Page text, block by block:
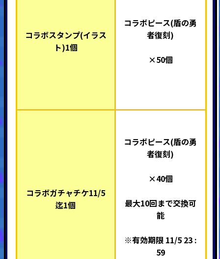
コラボスタンプ(イラス
ト)1個
コラボピース(盾の勇
者復刻)
×50個
コラボガチャチケ11/5
迄1個
コラボピース(盾の勇
者復刻)
×40個
最大10回まで交換可
能
※有効期限 11/5 23 :
59